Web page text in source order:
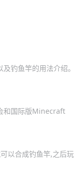
钓鱼竿的用法介绍。
和国际版Minecraft
以合成钓鱼竿,之后玩